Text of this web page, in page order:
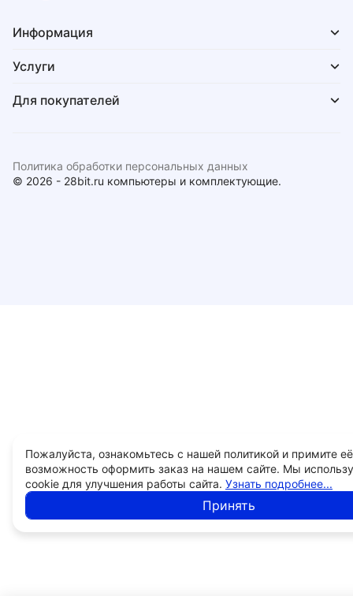
Информация
Услуги
Для покупателей
© 2026 - 28bit.ru компьютеры и комплектующие.
Политика обработки персональных данных
Пожалуйста, ознакомьтесь с нашей политикой и примите
возможность оформить заказ на нашем сайте. Мы
cookie для улучшения работы сайта. Узнать подробнее...
Принять